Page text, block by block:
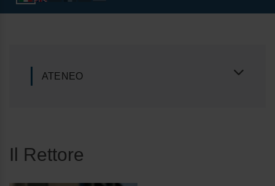
ATENEO
Il Rettore